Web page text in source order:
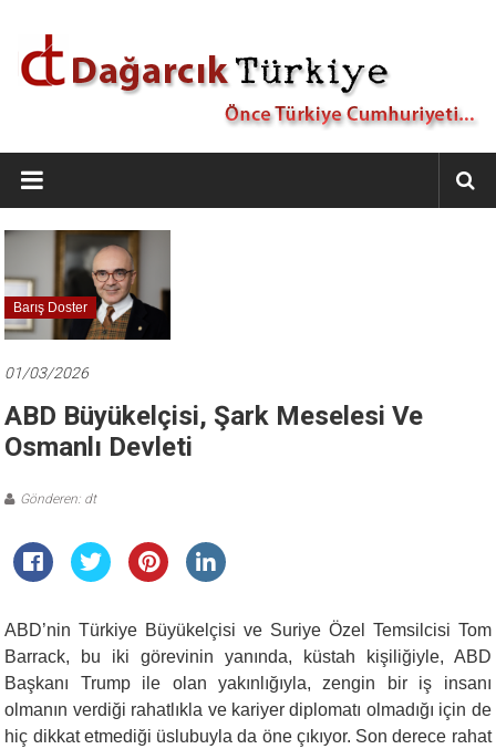
Dağarcık
Türkiye
Önce
Cumhuriyeti…
Barış Doster
01/03/2026
ABD Büyükelçisi, Şark Meselesi Ve
Osmanlı Devleti
Gönderen: dt
ABD’nin Türkiye Büyükelçisi ve Suriye Özel Temsilcisi Tom
Barrack, bu iki görevinin yanında, küstah kişiliğiyle, ABD
Başkanı Trump ile olan yakınlığıyla, zengin bir iş insanı
olmanın verdiği rahatlıkla ve kariyer diplomatı olmadığı için de
hiç dikkat etmediği üslubuyla da öne çıkıyor. Son derece rahat